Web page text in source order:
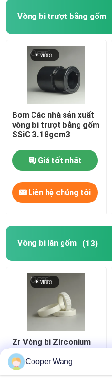
Vòng bi trượt bằng gốm
Bơm Các nhà sản xuất
vòng bi trượt bằng gốm
SSiC 3.18gcm3
Giá tốt nhất
Liên hệ chúng tôi
Vòng bi lăn gốm (13)
Zr Vòng bi Zirconium
Zirconia có độ chính
xác cao Dòng NU200
NU300
Cooper Wang